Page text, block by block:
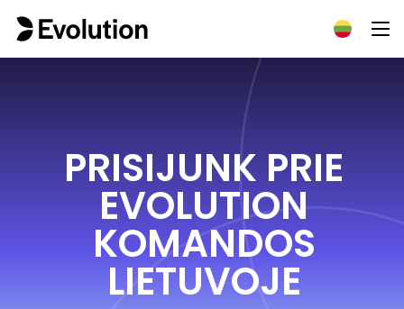
PRISIJUNK PRIE
EVOLUTION
KOMANDOS
LIETUVOJE